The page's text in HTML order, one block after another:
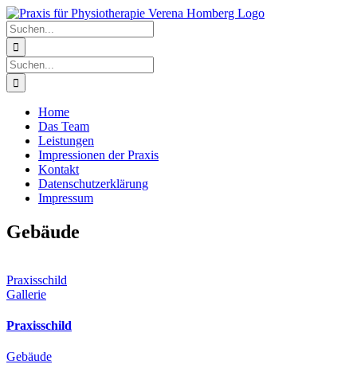
Zum
Inhalt
springen
Suche
nach:
Suche
nach:
Home
Das Team
Leistungen
Impressionen der Praxis
Kontakt
Datenschutzerklärung
Impressum
Gebäude
Praxisschild
Gallerie
Praxisschild
Gebäude